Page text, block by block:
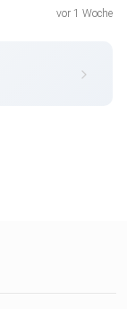
vor 1 Woche